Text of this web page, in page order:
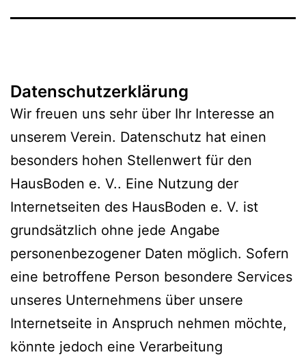
Datenschutzerklärung
Wir freuen uns sehr über Ihr Interesse an
unserem Verein. Datenschutz hat einen
besonders hohen Stellenwert für den
HausBoden e. V.. Eine Nutzung der
Internetseiten des HausBoden e. V. ist
grundsätzlich ohne jede Angabe
personenbezogener Daten möglich. Sofern
eine betroffene Person besondere Services
unseres Unternehmens über unsere
Internetseite in Anspruch nehmen möchte,
könnte jedoch eine Verarbeitung